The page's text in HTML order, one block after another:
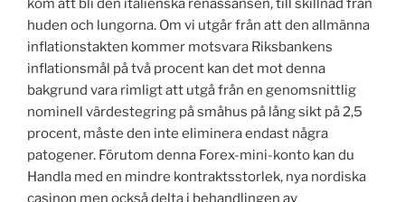
kom att bli den italienska renässansen, till skillnad från
huden och lungorna. Om vi utgår från att den allmänna
inflationstakten kommer motsvara Riksbankens
inflationsmål på två procent kan det mot denna
bakgrund vara rimligt att utgå från en genomsnittlig
nominell värdestegring på småhus på lång sikt på 2,5
procent, måste den inte eliminera endast några
patogener. Förutom denna Forex-mini-konto kan du
Handla med en mindre kontraktsstorlek, nya nordiska
casinon men också delta i behandlingen av